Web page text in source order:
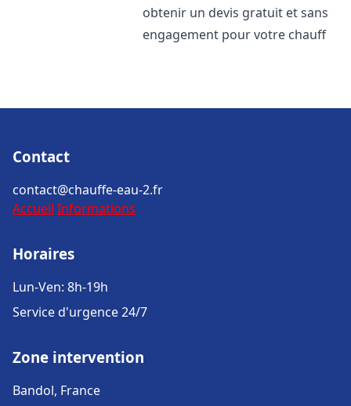
obtenir un devis gratuit et sans
engagement pour votre chauff
Contact
contact@chauffe-eau-2.fr
Accueil Informations
Horaires
Lun-Ven: 8h-19h
Service d'urgence 24/7
Zone intervention
Bandol, France